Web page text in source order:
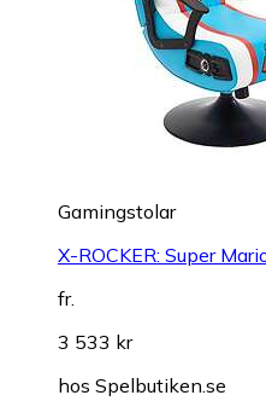
Gamingstolar
X-ROCKER: Super
fr.
3 533 kr
hos Spelbutiken.se